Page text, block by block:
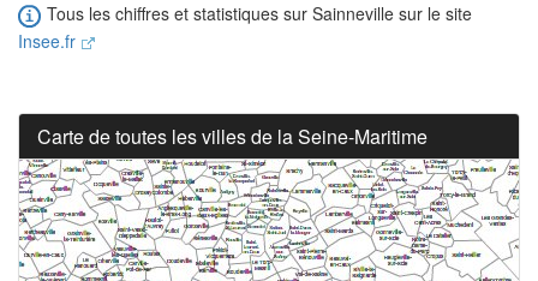
Tous les chiffres et statistiques sur Sainneville sur le site
Insee.fr
Carte de toutes les villes de la Seine-Maritime